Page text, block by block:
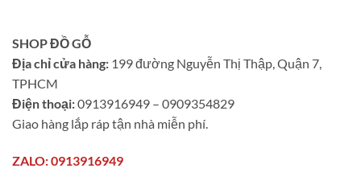
SHOP ĐỒ GỖ
Địa chỉ cửa hàng: 199 đường Nguyễn Thị Thập, Quận 7,
TPHCM
Điện thoại:0913916949 – 0909354829
Giao hàng lắp ráp tận nhà miễn phí.
ZALO: 0913916949